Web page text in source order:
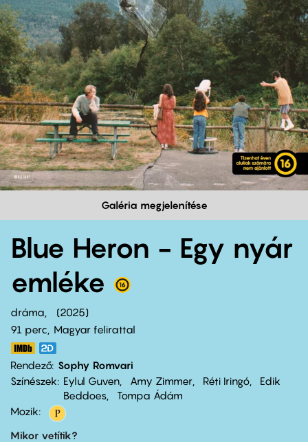
Galéria megjelenítése
Blue Heron - Egy nyár
emléke
dráma
2025
91 perc,
Magyar felirattal
Rendező Sophy Romvari
Színészek
Eylul Guven Amy Zimmer Réti Iringó
Edik
Beddoes
Tompa Ádám
Mozik:
Mikor vetítik?